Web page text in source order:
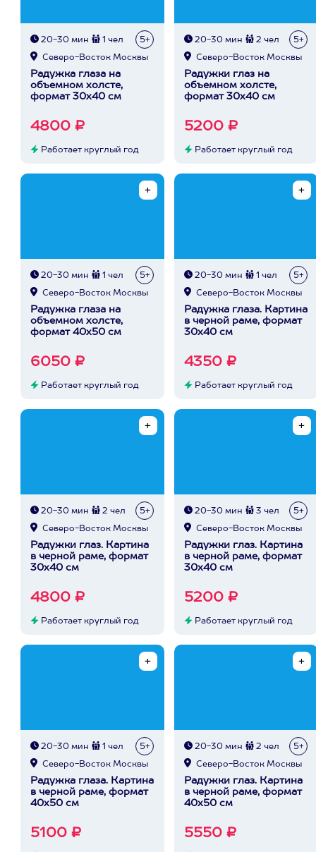
20-30 мин 1 чел 5+
Северо-Восток Москвы
Радужка глаза на
объемном холсте,
формат 30х40 см
4800 ₽
Работает круглый год
20-30 мин 2 чел 5+
Северо-Восток Москвы
Радужки глаз на
объемном холсте,
формат 30х40 см
5200 ₽
Работает круглый год
20-30 мин 1 чел 5+
Северо-Восток Москвы
Радужка глаза на
объемном холсте,
формат 40х50 см
6050 ₽
Работает круглый год
20-30 мин 1 чел 5+
Северо-Восток Москвы
Радужка глаза. Картина
в черной раме, формат
30х40 см
4350 ₽
Работает круглый год
20-30 мин 2 чел 5+
Северо-Восток Москвы
Радужки глаз. Картина
в черной раме, формат
30х40 см
4800 ₽
Работает круглый год
20-30 мин 3 чел 5+
Северо-Восток Москвы
Радужки глаз. Картина
в черной раме, формат
30х40 см
5200 ₽
Работает круглый год
20-30 мин 1 чел 5+
Северо-Восток Москвы
Радужка глаза. Картина
в черной раме, формат
40х50 см
5100 ₽
20-30 мин 2 чел 5+
Северо-Восток Москвы
Радужки глаз. Картина
в черной раме, формат
40х50 см
5550 ₽